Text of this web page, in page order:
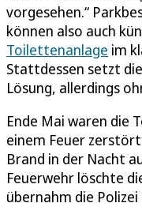
vorgesehen.“
können also auch
Toilettenanlage im
Stattdessen setzt
Lösung, allerdings
Ende Mai waren die
einem Feuer
Brand in der Nacht
Feuerwehr löschte
übernahm die